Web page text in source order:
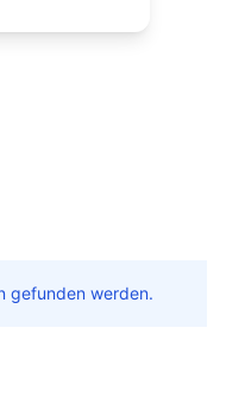
gefunden werden.